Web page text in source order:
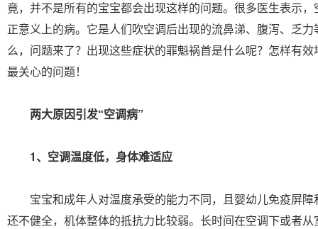
竟，并不是所有的宝宝都会出现这样的问题。很多医生表示
正意义上的病。它是人们吹空调后出现的流鼻涕、腹泻、乏
么，问题来了？出现这些症状的罪魁祸首是什么呢？怎样有
最关心的问题！
两大原因引发“空调病”
1、空调温度低，身体难适应
宝宝和成年人对温度承受的能力不同，且婴幼儿免疫屏障
还不健全，机体整体的抵抗力比较弱。长时间在空调下或者